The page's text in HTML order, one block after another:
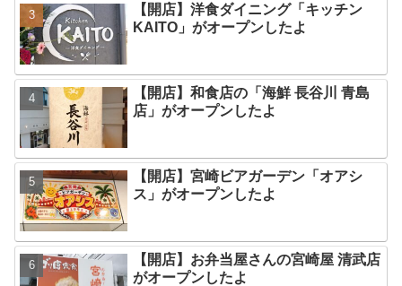
【開店】洋食ダイニング「キッチン
KAITO」がオープンしたよ
【開店】和食店の「海鮮 長谷川 青島
店」がオープンしたよ
【開店】宮崎ビアガーデン「オアシ
ス」がオープンしたよ
【開店】お弁当屋さんの宮崎屋 清武店
がオープンしたよ